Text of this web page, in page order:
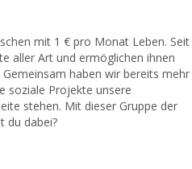
mit 1 € pro Monat Leben. Seit
aller Art und ermöglichen ihnen
haben wir bereits mehr
soziale Projekte unsere
stehen. Mit dieser Gruppe der
du dabei?